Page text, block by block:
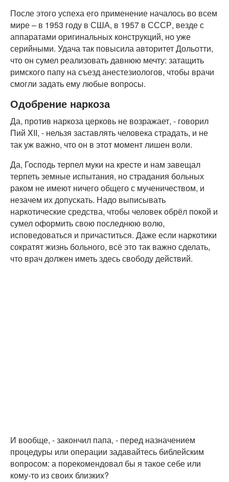
После этого успеха его применение началось во всем
мире – в 1953 году в США, в 1957 в СССР, везде с
аппаратами оригинальных конструкций, но уже
серийными. Удача так повысила авторитет Дольотти,
что он сумел реализовать давнюю мечту: затащить
римского папу на съезд анестезиологов, чтобы врачи
смогли задать ему любые вопросы.
Одобрение наркоза
Да, против наркоза церковь не возражает, - говорил
Пий XII, - нельзя заставлять человека страдать, и не
так уж важно, что он в этот момент лишен воли.
Да, Господь терпел муки на кресте и нам завещал
терпеть земные испытания, но страдания больных
раком не имеют ничего общего с мученичеством, и
незачем их допускать. Надо выписывать
наркотические средства, чтобы человек обрёл покой и
сумел оформить свою последнюю волю,
исповедоваться и причаститься. Даже если наркотики
сократят жизнь больного, всё это так важно сделать,
что врач должен иметь здесь свободу действий.
И вообще, - закончил папа, - перед назначением
процедуры или операции задавайтесь библейским
вопросом: а порекомендовал бы я такое себе или
кому-то из своих близких?